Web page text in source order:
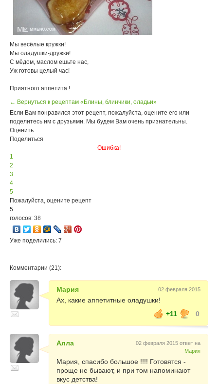
Мы весёлые кружки!
Мы оладушки-дружки!
С мёдом, маслом ешьте нас,
Уж готовы целый час!
Приятного аппетита !
← Вернуться к рецептам «Блины, блинчики, оладьи»
Если Вам понравился этот рецепт, пожалуйста, оцените его или
поделитесь им с друзьями. Мы будем Вам очень признательны.
Оценить
Поделиться
Ошибка!
1
2
3
4
5
Пожалуйста, оцените рецепт
5
голосов: 38
Уже поделились: 7
Комментарии (21):
Мария 02 февраля 2015
Ах, какие аппетитные оладушки!
+11
0
Алла
02 февраля 2015 ответ на
Мария
Мария, спасибо большое !!!! Готовятся -
проще не бывают, и при том напоминают
вкус детства!